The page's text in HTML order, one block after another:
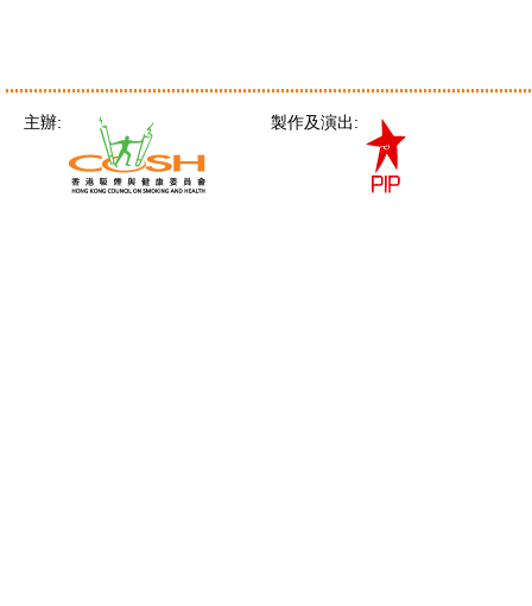
主辦: 製作及演出: